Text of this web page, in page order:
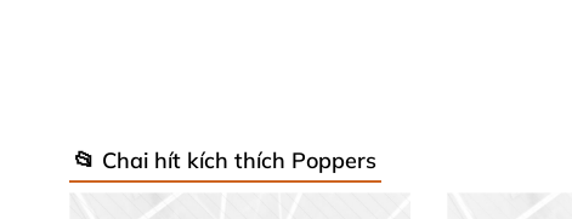
Ảnh minh họa bổ sung:
📂 Chai hít kích thích Poppers